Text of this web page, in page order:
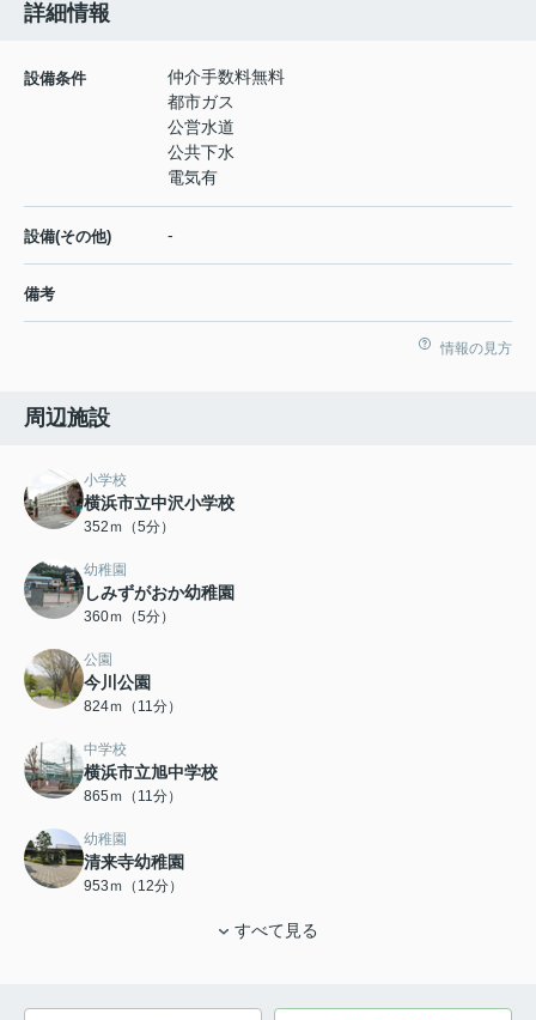
詳細情報
設備条件
仲介手数料無料
都市ガス
公営水道
公共下水
電気有
設備(その他) -
備考
情報の見方
周辺施設
小学校
横浜市立中沢小学校
352ｍ（5分）
幼稚園
しみずがおか幼稚園
360ｍ（5分）
公園
今川公園
824ｍ（11分）
中学校
横浜市立旭中学校
865ｍ（11分）
幼稚園
清来寺幼稚園
953ｍ（12分）
すべて見る